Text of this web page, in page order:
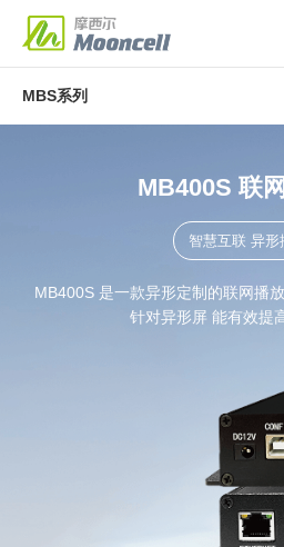
MBS系列
MB400S 联
智慧互联 异形
MB400S 是一款异形定制的联网播
针对异形屏 能有效提